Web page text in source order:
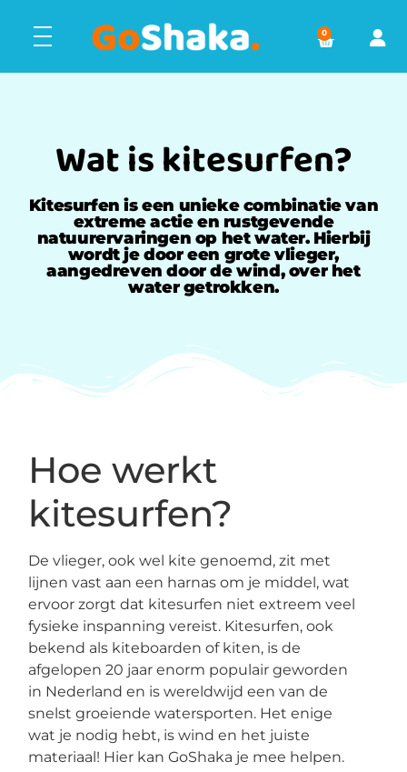
0
Wat is kitesurfen?
Kitesurfen is een unieke combinatie van
extreme actie en rustgevende
natuurervaringen op het water. Hierbij
wordt je door een grote vlieger,
aangedreven door de wind, over het
water getrokken.
Hoe werkt
kitesurfen?
De vlieger, ook wel kite genoemd, zit met
lijnen vast aan een harnas om je middel, wat
ervoor zorgt dat kitesurfen niet extreem veel
fysieke inspanning vereist. Kitesurfen, ook
bekend als kiteboarden of kiten, is de
afgelopen 20 jaar enorm populair geworden
in Nederland en is wereldwijd een van de
snelst groeiende watersporten. Het enige
wat je nodig hebt, is wind en het juiste
materiaal! Hier kan GoShaka je mee helpen.